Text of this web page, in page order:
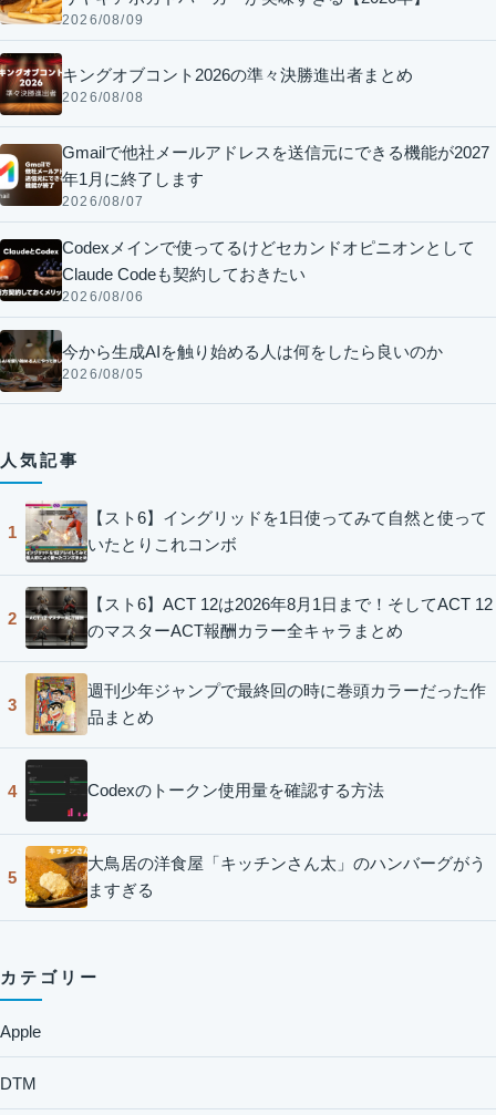
2026/08/09
キングオブコント2026の準々決勝進出者まとめ
2026/08/08
Gmailで他社メールアドレスを送信元にできる機能が2027
年1月に終了します
2026/08/07
Codexメインで使ってるけどセカンドオピニオンとして
Claude Codeも契約しておきたい
2026/08/06
今から生成AIを触り始める人は何をしたら良いのか
2026/08/05
人気記事
1
【スト6】イングリッドを1日使ってみて自然と使って
いたとりこれコンボ
2
【スト6】ACT 12は2026年8月1日まで！そしてACT 12
のマスターACT報酬カラー全キャラまとめ
3
週刊少年ジャンプで最終回の時に巻頭カラーだった作
品まとめ
4 Codexのトークン使用量を確認する方法
5
大鳥居の洋食屋「キッチンさん太」のハンバーグがう
ますぎる
カテゴリー
Apple
DTM